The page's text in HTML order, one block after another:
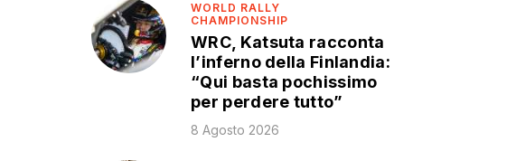
WORLD RALLY
CHAMPIONSHIP
WRC, Katsuta racconta
l’inferno della Finlandia:
“Qui basta pochissimo
per perdere tutto”
8 Agosto 2026